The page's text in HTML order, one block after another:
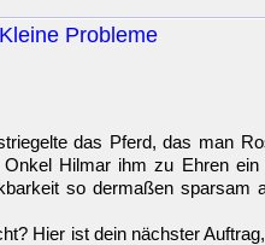
Probleme
das Pferd, das man
Hilmar ihm zu Ehren ein
so dermaßen sparsam
Hier ist dein nächster